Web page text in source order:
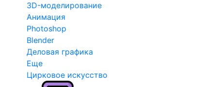
3D-моделирование
Анимация
Photoshop
Blender
Деловая графика
Еще
Цирковое искусство